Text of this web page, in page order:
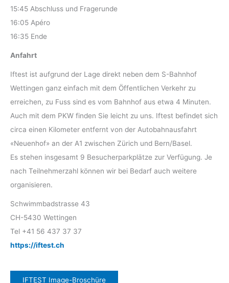
15:45 Abschluss und Fragerunde
16:05 Apéro
16:35 Ende
Anfahrt
Iftest ist aufgrund der Lage direkt neben dem S-Bahnhof
Wettingen ganz einfach mit dem Öffentlichen Verkehr zu
erreichen, zu Fuss sind es vom Bahnhof aus etwa 4 Minuten.
Auch mit dem PKW finden Sie leicht zu uns. Iftest befindet sich
circa einen Kilometer entfernt von der Autobahnausfahrt
«Neuenhof» an der A1 zwischen Zürich und Bern/Basel.
Es stehen insgesamt 9 Besucherparkplätze zur Verfügung. Je
nach Teilnehmerzahl können wir bei Bedarf auch weitere
organisieren.
Schwimmbadstrasse 43
CH-5430 Wettingen
Tel +41 56 437 37 37
https://iftest.ch
IFTEST Image-Broschüre